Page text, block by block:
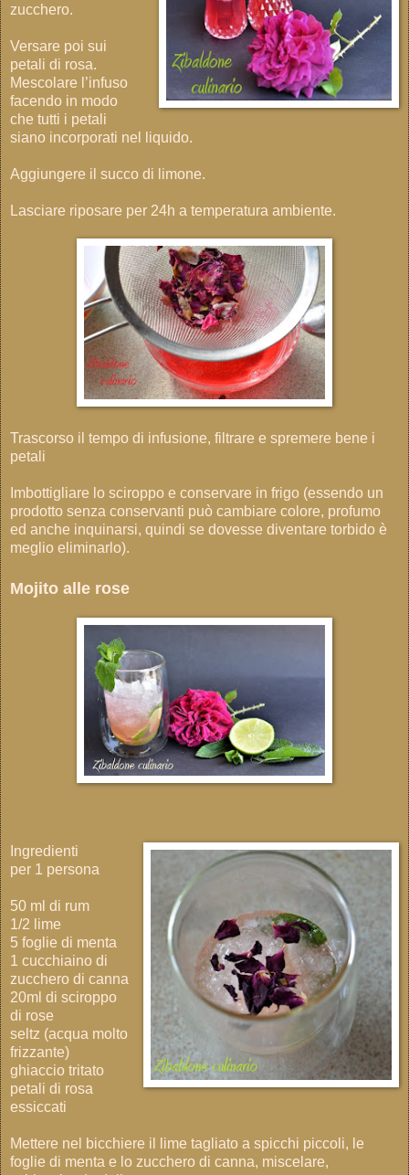
zucchero.
Versare poi sui
petali di rosa.
Mescolare l’infuso
facendo in modo
che tutti i petali
siano incorporati nel liquido.
Aggiungere il succo di limone.
Lasciare riposare per 24h a temperatura ambiente.
Trascorso il tempo di infusione, filtrare e spremere bene i
petali
Imbottigliare lo sciroppo e conservare in frigo (essendo un
prodotto senza conservanti può cambiare colore, profumo
ed anche inquinarsi, quindi se dovesse diventare torbido è
meglio eliminarlo).
Mojito alle rose
Ingredienti
per 1 persona
50 ml di rum
1/2 lime
5 foglie di menta
1 cucchiaino di
zucchero di canna
20ml di sciroppo
di rose
seltz (acqua molto
frizzante)
ghiaccio tritato
petali di rosa
essiccati
Mettere nel bicchiere il lime tagliato a spicchi piccoli, le
foglie di menta e lo zucchero di canna, miscelare,